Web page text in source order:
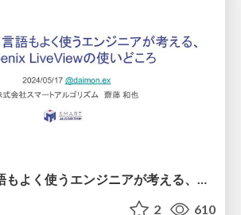
Elixir以外の言語もよく使うエンジニアが考える、Phoenix LiveViewの使いどころ
2 610